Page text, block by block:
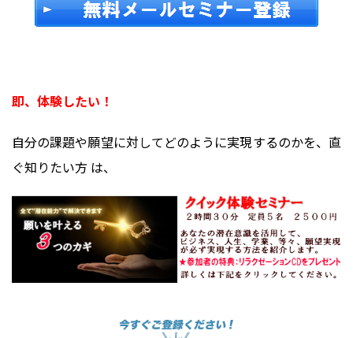
即、体験したい！
自分の課題や願望に対してどのように実現するのかを、直
ぐ知りたい方 は、